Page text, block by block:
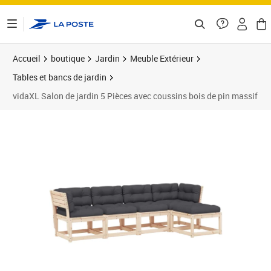
Accueil boutique Jardin
Meuble Extérieur
Tables et bancs de jardin
vidaXL Salon de jardin 5 Pièces avec coussins bois de pin massif